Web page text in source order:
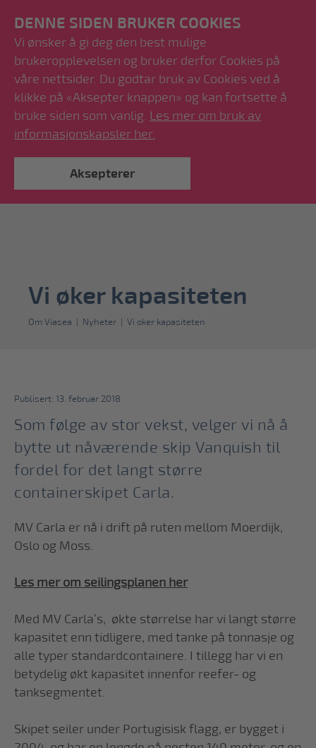
DENNE SIDEN BRUKER COOKIES
Vi ønsker å gi deg den best mulige
brukeropplevelsen og bruker derfor Cookies på
våre nettsider. Du godtar bruk av Cookies ved å
klikke på «Aksepter knappen» og kan fortsette å
bruke siden som vanlig. Les mer om bruk av
informasjonskapsler her.
Aksepterer
Vi øker kapasiteten
Om Viasea | Nyheter | Vi øker kapasiteten
Publisert: 13. februar 2018
Som følge av stor vekst, velger vi nå å
bytte ut nåværende skip Vanquish til
fordel for det langt større
containerskipet Carla.
MV Carla er nå i drift på ruten mellom Moerdijk,
Oslo og Moss.
Les mer om seilingsplanen her
Med MV Carla’s, økte størrelse har vi langt større
kapasitet enn tidligere, med tanke på tonnasje og
alle typer standardcontainere. I tillegg har vi en
betydelig økt kapasitet innenfor reefer- og
tanksegmentet.
Skipet seiler under Portugisisk flagg, er bygget i